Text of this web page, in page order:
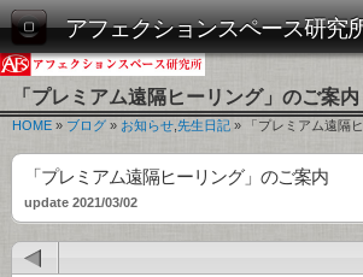
アフェクションスペース研究
「プレミアム遠隔ヒーリング」のご案内
HOME » ブログ » お知らせ 先生日記 » 「プレミアム遠隔
「プレミアム遠隔ヒーリング」のご案内
update 2021/03/02